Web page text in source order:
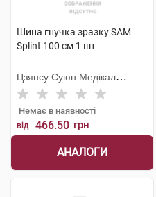
Шина гнучка зразку SAM
Splint 100 см 1 шт
Цзянсу Суюн Медікал
Метіріалс
Немає в наявності
від 466.50 грн
АНАЛОГИ